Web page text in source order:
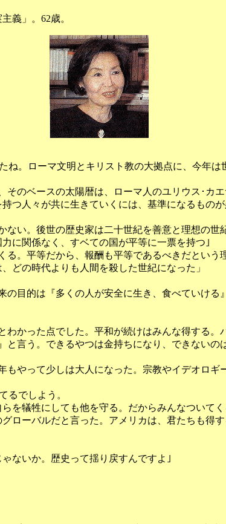
義」。62歳。
。ローマ文明とキリスト教の大拠点に、今年
のベースの太陽暦は、ローマ人のユリウス･カ
つ人々が共に生きていくには、基準になるもの
い。後世の歴史家は二十世紀を善意と理想の
に関係なく、すベての国が平等に一票を持つ｣
。平等だから、報酬も平等であるべきだという
どの時代よりも人間を殺した世紀になった」
目的は『多くの人が安全に生き、食べていけ
かった点でした。平和が続けはみんな得する。
言う。できるやつは金持ちになり、できないの
やって少しは大人になった。宗教やイデオロギ
るでしよう。
を犠牲にしても他を守る。だからみんなついて
ローバルだと言った。アメリカは、君たちも得
ないか。歴史って揺り戻すんですよ｣